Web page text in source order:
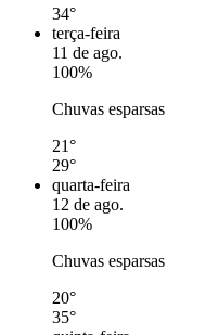
34°
terça-feira
11 de ago.
100%
Chuvas esparsas
21°
29°
quarta-feira
12 de ago.
100%
Chuvas esparsas
20°
35°